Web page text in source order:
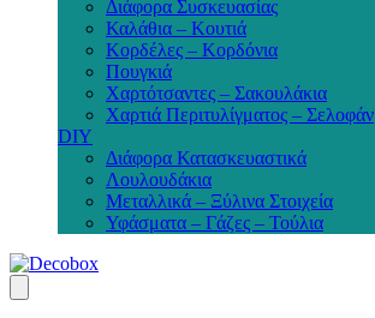
Διάφορα Συσκευασίας
Καλάθια – Κουτιά
Κορδέλες – Κορδόνια
Πουγκιά
Χαρτότσαντες – Σακουλάκια
Χαρτιά Περιτυλίγματος – Σελοφάν
DIY
Διάφορα Κατασκευαστικά
Λουλουδάκια
Μεταλλικά – Ξύλινα Στοιχεία
Υφάσματα – Γάζες – Τούλια